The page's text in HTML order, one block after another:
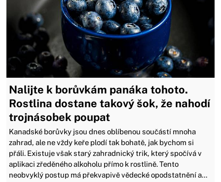
Nalijte k borůvkám panáka tohoto.
Rostlina dostane takový šok, že nahodí
trojnásobek poupat
Kanadské borůvky jsou dnes oblíbenou součástí mnoha
zahrad, ale ne vždy keře plodí tak bohatě, jak bychom si
přáli. Existuje však starý zahradnický trik, který spočívá v
aplikaci zředěného alkoholu přímo k rostlině. Tento
neobvyklý postup má překvapivě vědecké opodstatnění a...